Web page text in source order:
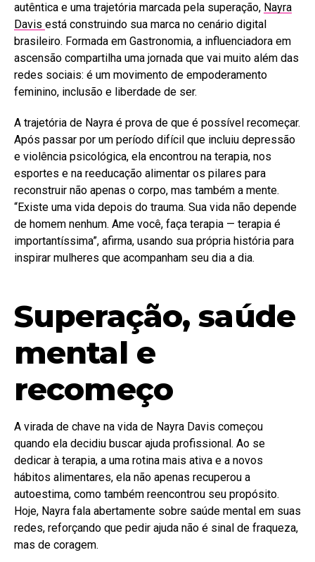
autêntica e uma trajetória marcada pela superação, Nayra
Davis está construindo sua marca no cenário digital
brasileiro. Formada em Gastronomia, a influenciadora em
ascensão compartilha uma jornada que vai muito além das
redes sociais: é um movimento de empoderamento
feminino, inclusão e liberdade de ser.
A trajetória de Nayra é prova de que é possível recomeçar.
Após passar por um período difícil que incluiu depressão
e violência psicológica, ela encontrou na terapia, nos
esportes e na reeducação alimentar os pilares para
reconstruir não apenas o corpo, mas também a mente.
“Existe uma vida depois do trauma. Sua vida não depende
de homem nenhum. Ame você, faça terapia — terapia é
importantíssima”, afirma, usando sua própria história para
inspirar mulheres que acompanham seu dia a dia.
Superação, saúde
mental e
recomeço
A virada de chave na vida de Nayra Davis começou
quando ela decidiu buscar ajuda profissional. Ao se
dedicar à terapia, a uma rotina mais ativa e a novos
hábitos alimentares, ela não apenas recuperou a
autoestima, como também reencontrou seu propósito.
Hoje, Nayra fala abertamente sobre saúde mental em suas
redes, reforçando que pedir ajuda não é sinal de fraqueza,
mas de coragem.